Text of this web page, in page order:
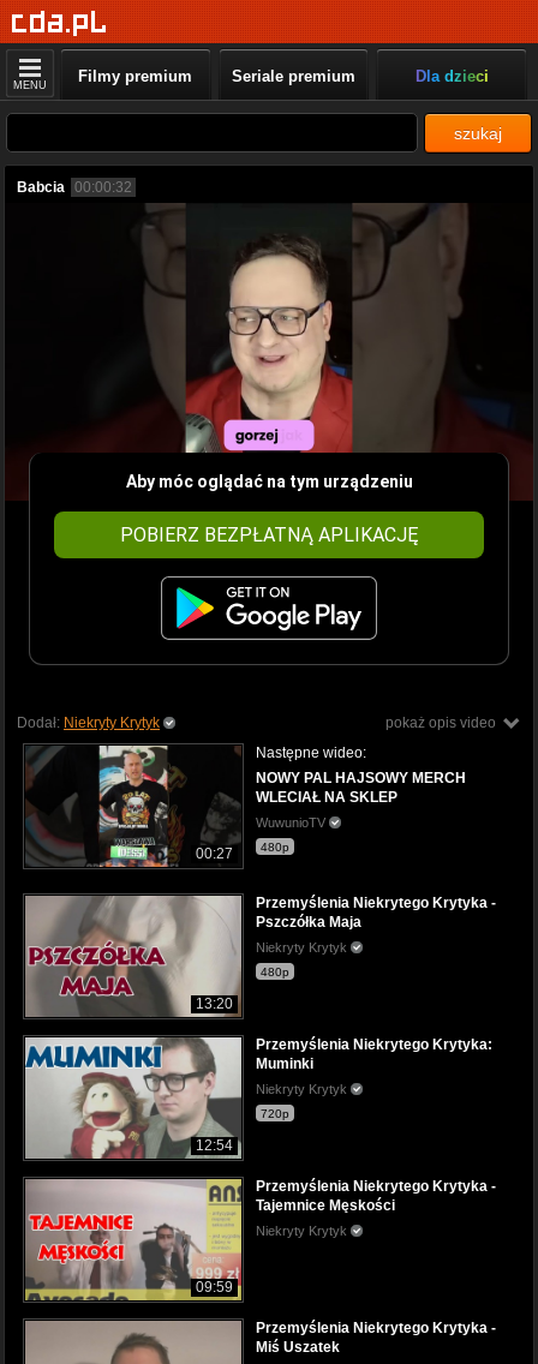
MENU Filmy premium Seriale premium Dla dzieci
szukaj
Babcia 00:00:32
Aby móc oglądać na tym urządzeniu
POBIERZ BEZPŁATNĄ APLIKACJĘ
pokaż opis video
Dodał: Niekryty Krytyk
00:27
Następne wideo:
NOWY PAL HAJSOWY MERCH
WLECIAŁ NA SKLEP
WuwunioTV
480p
13:20
Przemyślenia Niekrytego Krytyka -
Pszczółka Maja
Niekryty Krytyk
480p
12:54
Przemyślenia Niekrytego Krytyka:
Muminki
Niekryty Krytyk
720p
09:59
Przemyślenia Niekrytego Krytyka -
Tajemnice Męskości
Niekryty Krytyk
Przemyślenia Niekrytego Krytyka -
Miś Uszatek